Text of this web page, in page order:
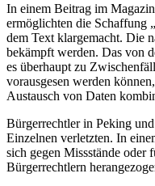
In einem Beitrag im
ermöglichten die Schaffung
dem Text klargemacht. Die
bekämpft werden. Das von
es überhaupt zu
vorausgesen werden
Austausch von Daten
Bürgerrechtler in Peking
Einzelnen verletzten. In
sich gegen Missstände oder
Bürgerrechtlern